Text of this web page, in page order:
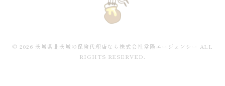
© 2026 茨城県北茨城の保険代理店なら株式会社常陽エージェンシー ALL
RIGHTS RESERVED.